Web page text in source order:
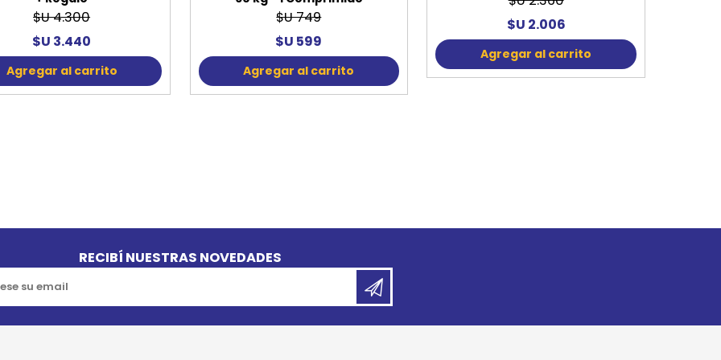
$U 4.300
$U 3.440
Agregar al carrito
$U 749
$U 599
Agregar al carrito
$U 2.006
Agregar al carrito
RECIBÍ NUESTRAS NOVEDADES